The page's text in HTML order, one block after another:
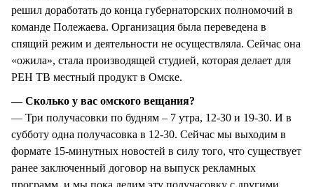
решил доработать до конца губернаторских полномочий в
команде Полежаева. Организация была переведена в
спящий режим и деятельности не осуществляла. Сейчас она
«ожила», стала производящей студией, которая делает для
РЕН ТВ местный продукт в Омске.
— Сколько у вас омского вещания?
— Три получасовки по будням – 7 утра, 12-30 и 19-30. И в
субботу одна получасовка в 12-30. Сейчас мы выходим в
формате 15-минутных новостей в силу того, что существует
ранее заключенный договор на выпуск рекламных
программ, и мы пока делим эту получасовку с другими